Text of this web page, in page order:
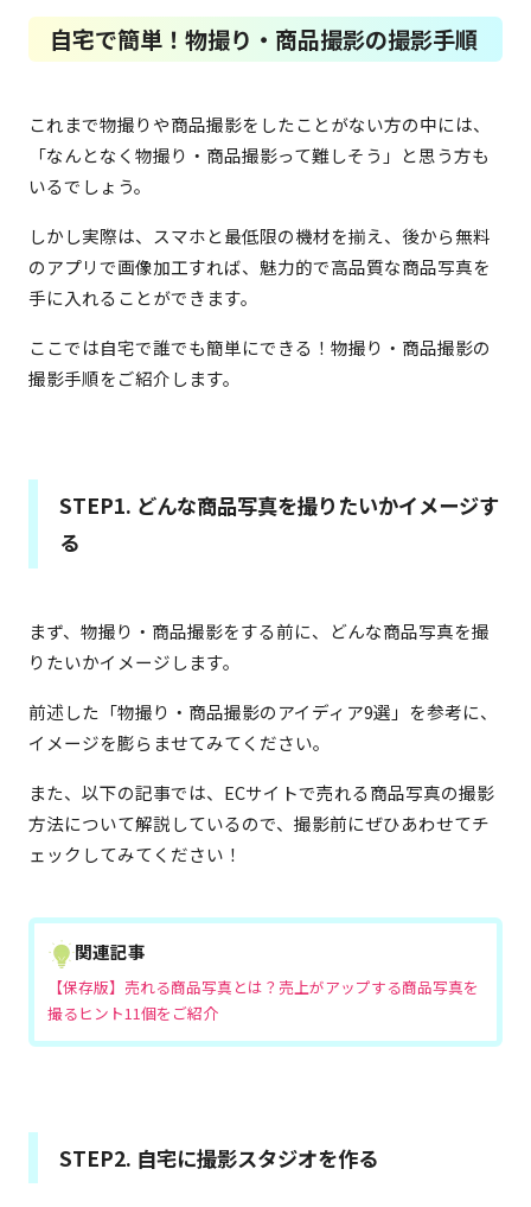
自宅で簡単！物撮り・商品撮影の撮影手順
これまで物撮りや商品撮影をしたことがない方の中には、
「なんとなく物撮り・商品撮影って難しそう」と思う方も
いるでしょう。
しかし実際は、スマホと最低限の機材を揃え、後から無料
のアプリで画像加工すれば、魅力的で高品質な商品写真を
手に入れることができます。
ここでは自宅で誰でも簡単にできる！物撮り・商品撮影の
撮影手順をご紹介します。
STEP1. どんな商品写真を撮りたいかイメージす
る
まず、物撮り・商品撮影をする前に、どんな商品写真を撮
りたいかイメージします。
前述した「物撮り・商品撮影のアイディア9選」を参考に、
イメージを膨らませてみてください。
また、以下の記事では、ECサイトで売れる商品写真の撮影
方法について解説しているので、撮影前にぜひあわせてチ
ェックしてみてください！
関連記事
【保存版】売れる商品写真とは？売上がアップする商品写真を
撮るヒント11個をご紹介
STEP2. 自宅に撮影スタジオを作る